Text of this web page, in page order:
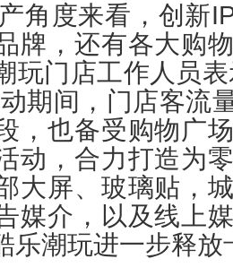
角度来看，创新
牌，还有各大购
玩门店工作人员
期间，门店客流
，也备受购物广
动，合力打造为
大屏、玻璃贴，
媒介，以及线上
乐潮玩进一步释放